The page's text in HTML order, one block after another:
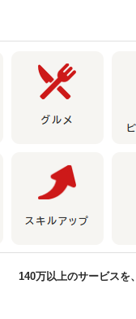
140万以上のサービスを